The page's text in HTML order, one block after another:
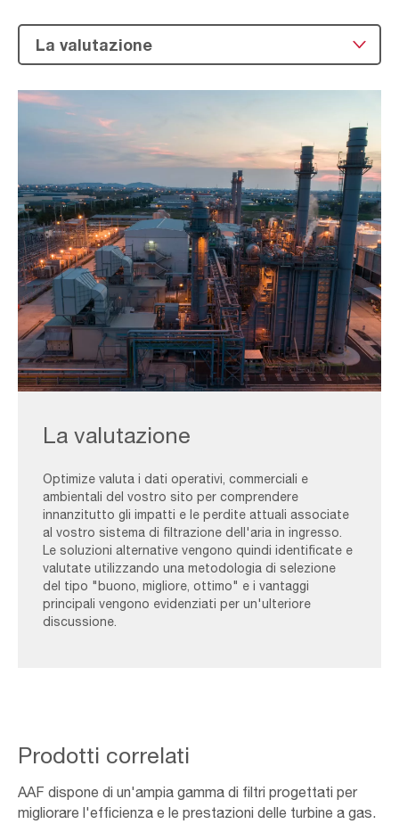
Energy-La valutazione
Optimize valuta i dati operativi, commerciali e
ambientali del vostro sito per comprendere
innanzitutto gli impatti e le perdite attuali associate
al vostro sistema di filtrazione dell'aria in ingresso.
Le soluzioni alternative vengono quindi identificate e
valutate utilizzando una metodologia di selezione
del tipo "buono, migliore, ottimo" e i vantaggi
principali vengono evidenziati per un'ulteriore
discussione.
Prodotti correlati
AAF dispone di un'ampia gamma di filtri progettati per
migliorare l'efficienza e le prestazioni delle turbine a gas.